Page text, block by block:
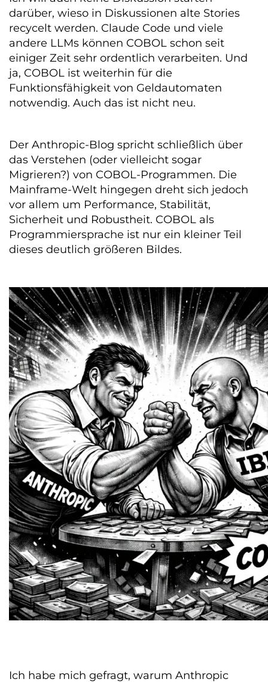
darüber, wieso in Diskussionen alte Stories
recycelt werden. Claude Code und viele
andere LLMs können COBOL schon seit
einiger Zeit sehr ordentlich verarbeiten. Und
ja, COBOL ist weiterhin für die
Funktionsfähigkeit von Geldautomaten
notwendig. Auch das ist nicht neu.
Der Anthropic-Blog spricht schließlich über
das Verstehen (oder vielleicht sogar
Migrieren?) von COBOL-Programmen. Die
Mainframe-Welt hingegen dreht sich jedoch
vor allem um Performance, Stabilität,
Sicherheit und Robustheit. COBOL als
Programmiersprache ist nur ein kleiner Teil
dieses deutlich größeren Bildes.
Ich habe mich gefragt, warum Anthropic